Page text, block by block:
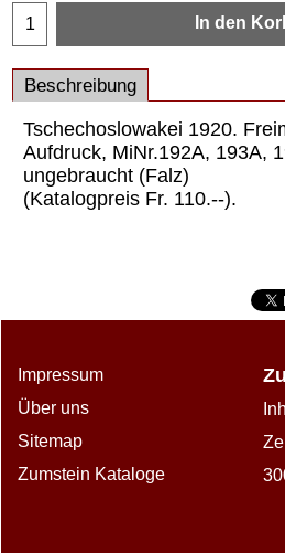
In den
Beschreibung
Tschechoslowakei 1920.
Aufdruck, MiNr.192A, 193A,
ungebraucht (Falz)
(Katalogpreis Fr. 110.--).
Impressum
Über uns
Sitemap
Zumstein Kataloge